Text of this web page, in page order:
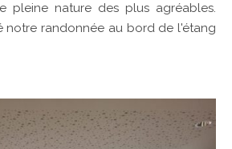
pleine nature des plus agréables.
notre randonnée au bord de l'étang